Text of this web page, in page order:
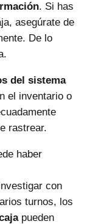
. Si has
asegúrate de
De lo
del sistema
el inventario o
rastrear.
haber
con
turnos, los
pueden